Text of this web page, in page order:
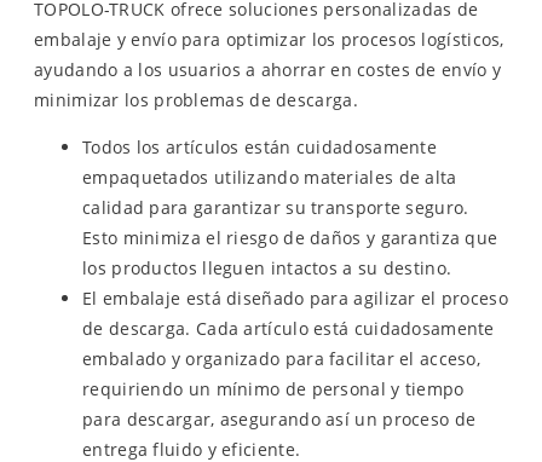
TOPOLO-TRUCK ofrece soluciones personalizadas de
embalaje y envío para optimizar los procesos logísticos,
ayudando a los usuarios a ahorrar en costes de envío y
minimizar los problemas de descarga.
Todos los artículos están cuidadosamente
empaquetados utilizando materiales de alta
calidad para garantizar su transporte seguro.
Esto minimiza el riesgo de daños y garantiza que
los productos lleguen intactos a su destino.
El embalaje está diseñado para agilizar el proceso
de descarga. Cada artículo está cuidadosamente
embalado y organizado para facilitar el acceso,
requiriendo un mínimo de personal y tiempo
para descargar, asegurando así un proceso de
entrega fluido y eficiente.